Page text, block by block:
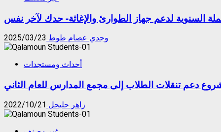
السنوية لدعم جهاز الطوارئ والإغاثة- حدك لآخر نفس
وجدي عصام طوط 2025/03/23
أحداث ومستجدات
دعم تنقلات الطلاب إلى مجمع المدارس للعام الثاني
زاهر حليحل 2022/10/21